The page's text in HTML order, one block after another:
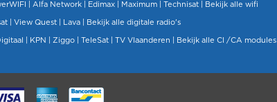
Alfa Network Edimax | Maximum | Technisat Bekijk alle wifi
View Quest Lava Bekijk alle digitale radio's
KPN Ziggo TeleSat TV Vlaanderen Bekijk alle CI /CA modules